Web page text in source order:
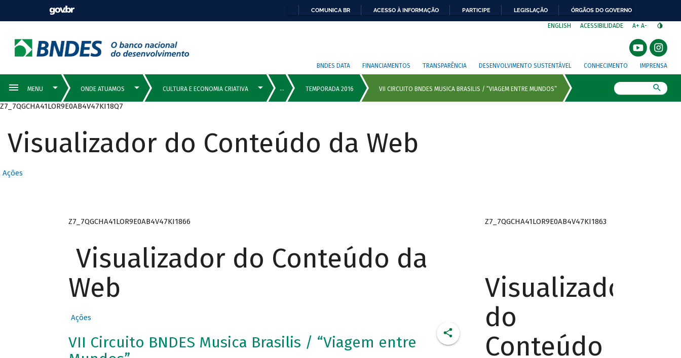
COMUNICA BR ACESSO À INFORMAÇÃO PARTICIPE LEGISLAÇÃO ÓRGÃOS DO GOVERNO
ENGLISH ACESSIBILIDADE A+ A-
BNDES DATA FINANCIAMENTOS TRANSPARÊNCIA DESENVOLVIMENTO SUSTENTÁVEL CONHECIMENTO IMPRENSA
Z7_7QGCHA41LOR9E0AB4V47KI18Q7
Visualizador do Conteúdo da Web
Ações
Z7_7QGCHA41LOR9E0AB4V47KI1866
Visualizador do Conteúdo da
Web
Ações
VII Circuito BNDES Musica Brasilis / “Viagem entre
Z7_7QGCHA41LOR9E0AB4V47KI1863
Visualizador
do
Conteúdo